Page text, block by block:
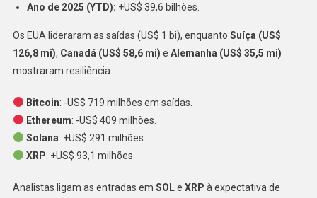
Ano de 2025 (YTD): +US$ 39,6 bilhões.
Os EUA lideraram as saídas (US$ 1 bi), enquanto Suíça (US$
126,8 mi), Canadá (US$ 58,6 mi) e Alemanha (US$ 35,5 mi)
mostraram resiliência.
Bitcoin: -US$ 719 milhões em saídas.
Ethereum: -US$ 409 milhões.
Solana: +US$ 291 milhões.
XRP: +US$ 93,1 milhões.
Analistas ligam as entradas em SOLe XRP à expectativa de